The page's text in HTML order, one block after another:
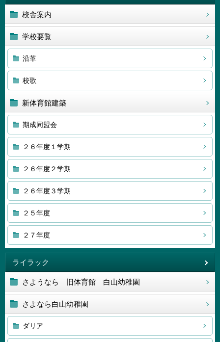
校舎案内
学校要覧
沿革
校歌
新体育館建築
期成同盟会
２６年度１学期
２６年度２学期
２６年度３学期
２５年度
２７年度
ライラック
さようなら 旧体育館 白山幼稚園
さよなら白山幼稚園
ダリア